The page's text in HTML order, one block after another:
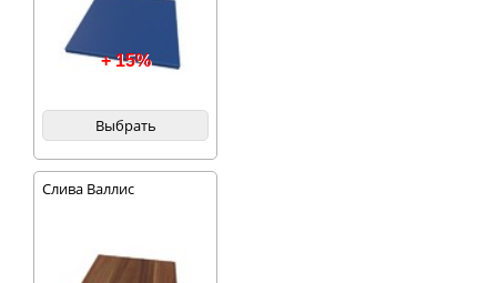
+ 15%
Выбрать
Слива Валлис